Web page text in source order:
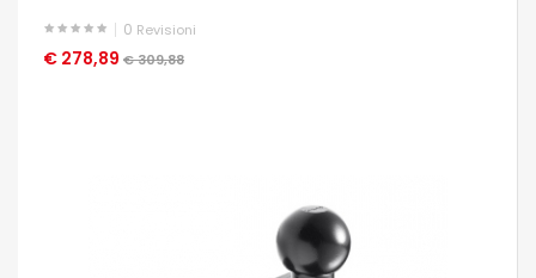
0 Revisioni
€ 278,89 € 309,88
OCCHIATA VELOCE